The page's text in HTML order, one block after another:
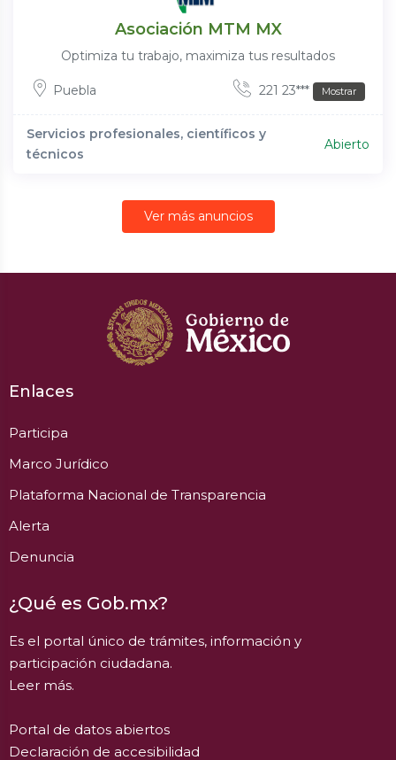
Asociación MTM MX
Optimiza tu trabajo, maximiza tus resultados
Puebla 221 23*** Mostrar
Servicios profesionales, científicos y
técnicos
Abierto
Ver más anuncios
Enlaces
Participa
Marco Jurídico
Plataforma Nacional de Transparencia
Alerta
Denuncia
¿Qué es Gob.mx?
Es el portal único de trámites, información y
participación ciudadana.
Leer más.
Portal de datos abiertos
Declaración de accesibilidad